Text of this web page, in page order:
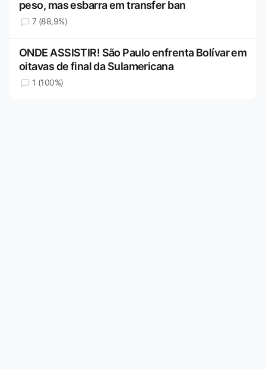
peso, mas esbarra em transfer ban
7 (88,9%)
ONDE ASSISTIR! São Paulo enfrenta Bolívar em
oitavas de final da Sulamericana
1 (100%)